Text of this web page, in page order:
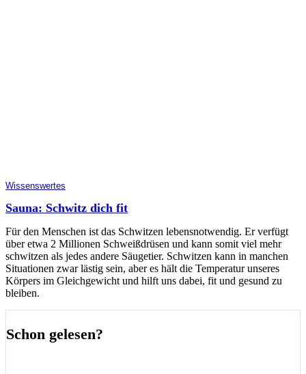
Wissenswertes
Sauna: Schwitz dich fit
Für den Menschen ist das Schwitzen lebensnotwendig. Er verfügt
über etwa 2 Millionen Schweißdrüsen und kann somit viel mehr
schwitzen als jedes andere Säugetier. Schwitzen kann in manchen
Situationen zwar lästig sein, aber es hält die Temperatur unseres
Körpers im Gleichgewicht und hilft uns dabei, fit und gesund zu
bleiben.
Schon gelesen?